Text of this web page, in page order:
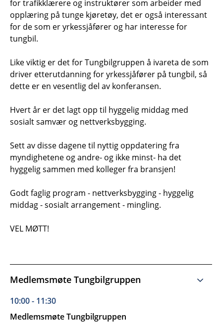
for trafikklærere og instruktører som arbeider med
opplæring på tunge kjøretøy, det er også interessant
for de som er yrkessjåfører og har interesse for
tungbil.
Like viktig er det for Tungbilgruppen å ivareta de som
driver etterutdanning for yrkessjåfører på tungbil, så
dette er en vesentlig del av konferansen.
Hvert år er det lagt opp til hyggelig middag med
sosialt samvær og nettverksbygging.
Sett av disse dagene til nyttig oppdatering fra
myndighetene og andre- og ikke minst- ha det
hyggelig sammen med kolleger fra bransjen!
Godt faglig program - nettverksbygging - hyggelig
middag - sosialt arrangement - mingling.
VEL MØTT!
Medlemsmøte Tungbilgruppen
10:00 - 11:30
Medlemsmøte Tungbilgruppen